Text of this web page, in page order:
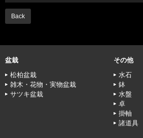
Back
盆栽
松柏盆栽
雑木・花物・実物盆栽
サツキ盆栽
その他
水石
鉢
水盤
卓
掛軸
諸道具